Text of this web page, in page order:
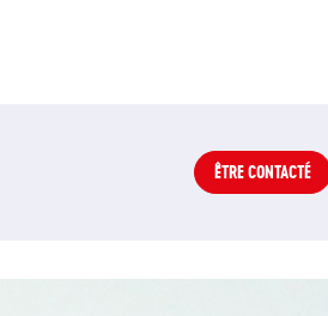
ÊTRE CONTACTÉ